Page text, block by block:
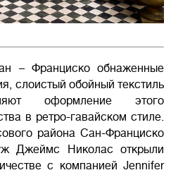
– Франциско обнаженные
слоистый обойный текстиль
оформление этого
в ретро-гавайском стиле.
района Сан-Франциско
Джеймс Николас открыли
с компанией Jennifer